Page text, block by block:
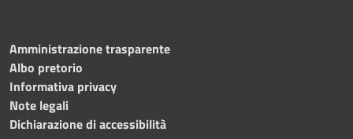
Amministrazione trasparente
Albo pretorio
Informativa privacy
Note legali
Dichiarazione di accessibilità